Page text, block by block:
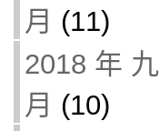
月 (11)
2018 年 九
月 (10)